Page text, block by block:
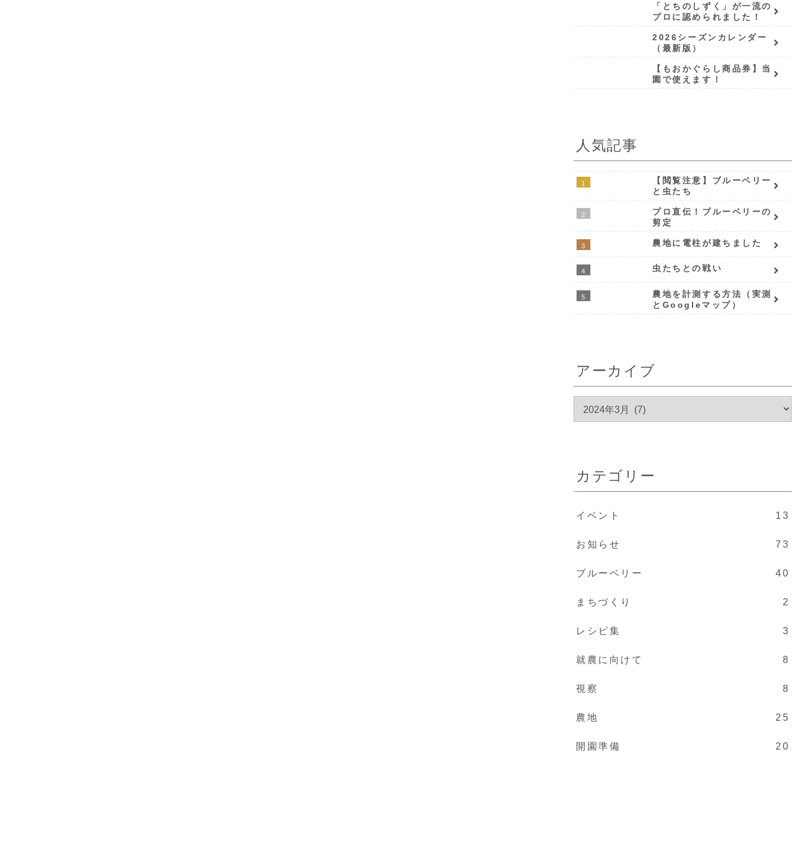
「とちのしずく」が一流の
プロに認められました！
2026シーズンカレンダー
（最新版）
【もおかぐらし商品券】当
園で使えます！
人気記事
【閲覧注意】ブルーベリー
と虫たち
プロ直伝！ブルーベリーの
剪定
農地に電柱が建ちました
虫たちとの戦い
農地を計測する方法（実測
とGoogleマップ）
アーカイブ
カテゴリー
イベント 13
お知らせ 73
ブルーベリー 40
まちづくり 2
レシピ集 3
就農に向けて 8
視察 8
農地 25
開園準備 20